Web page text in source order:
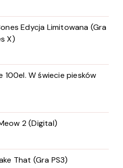
Edycja Limitowana (Gra
X)
100el. W świecie piesków
2 (Digital)
That (Gra PS3)